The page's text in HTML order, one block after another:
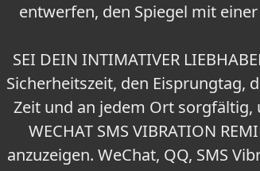
entwerfen, den Spiegel mit
SEI DEIN INTIMATIVER
Sicherheitszeit, den Eisprungtag,
Zeit und an jedem Ort
WECHAT SMS VIBRATION
anzuzeigen. WeChat, QQ, SMS